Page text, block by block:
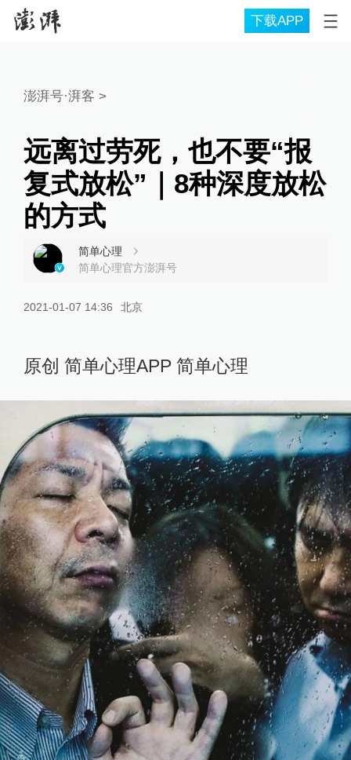
下载APP
澎湃号·湃客 >
远离过劳死，也不要“报
复式放松”｜8种深度放松
的方式
简单心理
简单心理官方澎湃号
2021-01-07 14:36 北京
原创 简单心理APP 简单心理